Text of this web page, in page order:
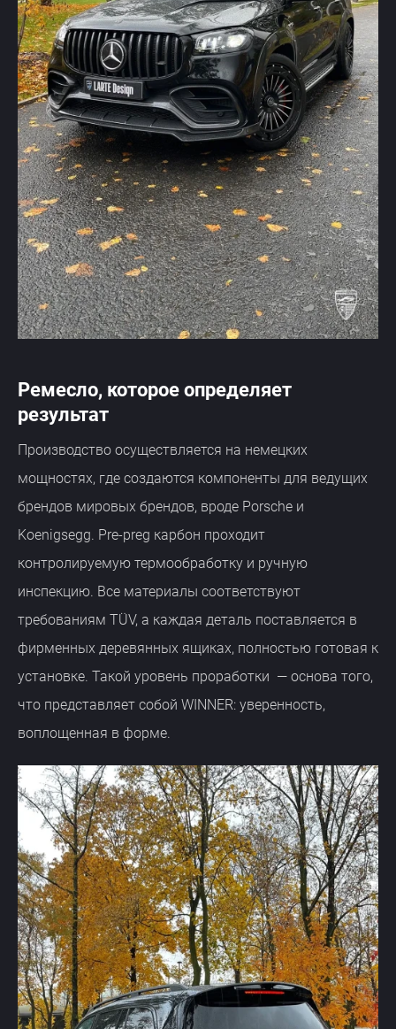
Ремесло, которое определяет
результат
Производство осуществляется на немецких
мощностях, где создаются компоненты для ведущих
брендов мировых брендов, вроде Porsche и
Koenigsegg. Pre-preg карбон проходит
контролируемую термообработку и ручную
инспекцию. Все материалы соответствуют
требованиям TÜV, а каждая деталь поставляется в
фирменных деревянных ящиках, полностью готовая к
установке. Такой уровень проработки — основа того,
что представляет собой WINNER: уверенность,
воплощенная в форме.